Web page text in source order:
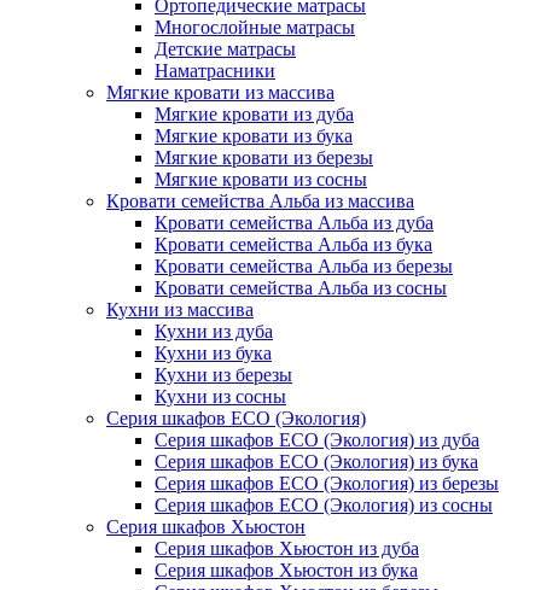
Ортопедические матрасы
Многослойные матрасы
Детские матрасы
Наматрасники
Мягкие кровати из массива
Мягкие кровати из дуба
Мягкие кровати из бука
Мягкие кровати из березы
Мягкие кровати из сосны
Кровати семейства Альба из массива
Кровати семейства Альба из дуба
Кровати семейства Альба из бука
Кровати семейства Альба из березы
Кровати семейства Альба из сосны
Кухни из массива
Кухни из дуба
Кухни из бука
Кухни из березы
Кухни из сосны
Серия шкафов ECO (Экология)
Серия шкафов ECO (Экология) из дуба
Серия шкафов ECO (Экология) из бука
Серия шкафов ECO (Экология) из березы
Серия шкафов ECO (Экология) из сосны
Серия шкафов Хьюстон
Серия шкафов Хьюстон из дуба
Серия шкафов Хьюстон из бука